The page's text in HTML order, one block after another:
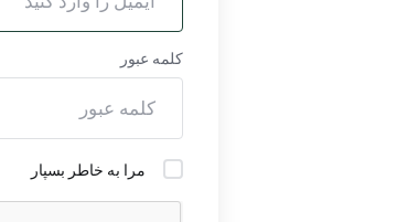
کلمه عبور
مرا به خاطر بسپار